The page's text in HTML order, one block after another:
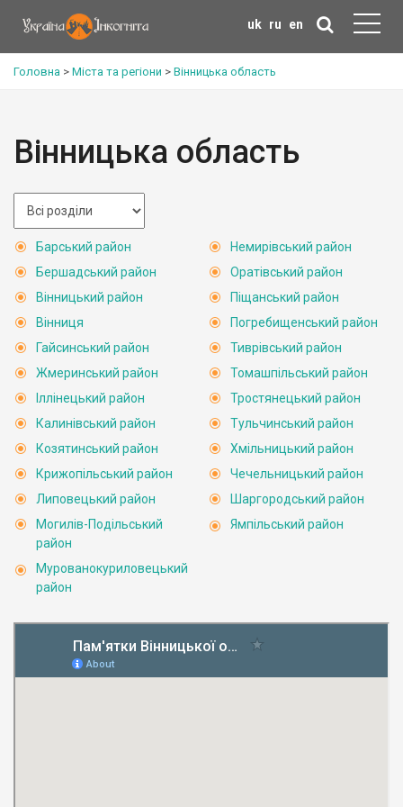
uk ru en
Головна > Міста та регіони > Вінницька область
Вінницька область
Барський район
Бершадський район
Вінницький район
Вінниця
Гайсинський район
Жмеринський район
Іллінецький район
Калинівський район
Козятинський район
Крижопільський район
Липовецький район
Могилів-Подільський
район
Мурованокуриловецький
район
Немирівський район
Оратівський район
Піщанський район
Погребищенський район
Тиврівський район
Томашпільський район
Тростянецький район
Тульчинський район
Хмільницький район
Чечельницький район
Шаргородський район
Ямпільський район